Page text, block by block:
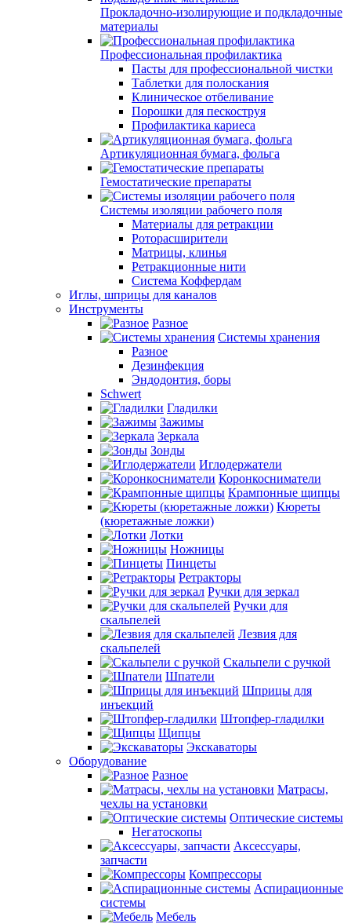
Прокладочно-изолирующие и подкладочные
материалы
Профессиональная профилактика
Пасты для профессиональной чистки
Таблетки для полоскания
Клиническое отбеливание
Порошки для пескоструя
Профилактика кариеса
Артикуляционная бумага, фольга
Гемостатические препараты
Системы изоляции рабочего поля
Материалы для ретракции
Роторасширители
Матрицы, клинья
Ретракционные нити
Система Коффердам
Иглы, шприцы для каналов
Инструменты
Разное
Системы хранения
Разное
Дезинфекция
Эндодонтия, боры
Schwert
Гладилки
Зажимы
Зеркала
Зонды
Иглодержатели
Коронкосниматели
Крампонные щипцы
Кюреты
(кюретажные ложки)
Лотки
Ножницы
Пинцеты
Ретракторы
Ручки для зеркал
Ручки для
скальпелей
Лезвия для
скальпелей
Скальпели с ручкой
Шпатели
Шприцы для
инъекций
Штопфер-гладилки
Щипцы
Экскаваторы
Оборудование
Разное
Матрасы,
чехлы на установки
Оптические системы
Негатоскопы
Аксессуары,
запчасти
Компрессоры
Аспирационные
системы
Мебель